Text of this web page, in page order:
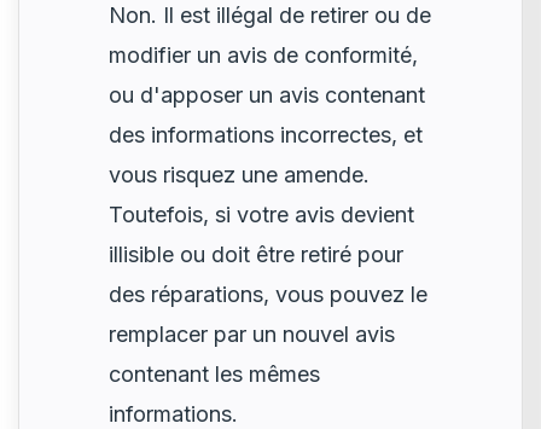
Non. Il est illégal de retirer ou de
modifier un avis de conformité,
ou d'apposer un avis contenant
des informations incorrectes, et
vous risquez une amende.
Toutefois, si votre avis devient
illisible ou doit être retiré pour
des réparations, vous pouvez le
remplacer par un nouvel avis
contenant les mêmes
informations.